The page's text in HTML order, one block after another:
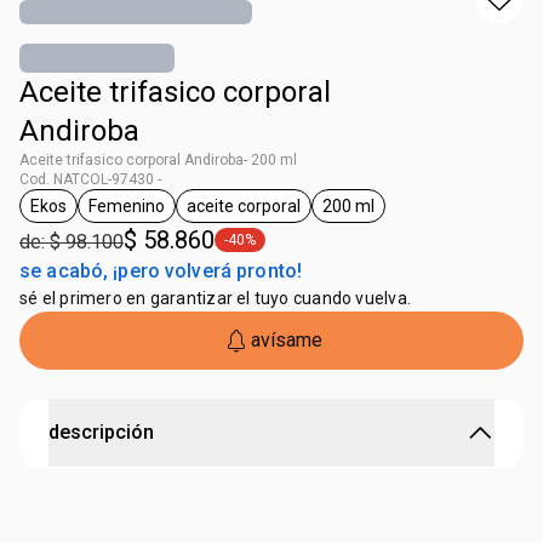
Aceite trifasico corporal
Andiroba
Aceite trifasico corporal Andiroba- 200 ml
Cod. NATCOL-97430 -
general.tag Ekos
Ekos
general.tag Femenino
Femenino
general.tag aceite corporal
aceite corporal
general.tag 200 ml
200 ml
de: $ 98.100$ 58.860 general.tag -40%
-40%
se acabó, ¡pero volverá pronto!
sé el primero en garantizar el tuyo cuando vuelva.
avísame
descripción